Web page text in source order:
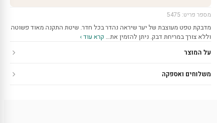
מספר פריט: 5475
מדבקת טפט מעוצבת של יער שיראה נהדר בכל חדר. שיטת התקנה מאוד פשוטה
וללא צורך במריחת דבק. ניתן להזמין את… קרא עוד ›
על המוצר
משלוחים ואספקה